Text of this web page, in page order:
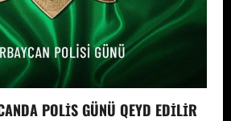
POLİS GÜNÜ QEYD EDİLİR